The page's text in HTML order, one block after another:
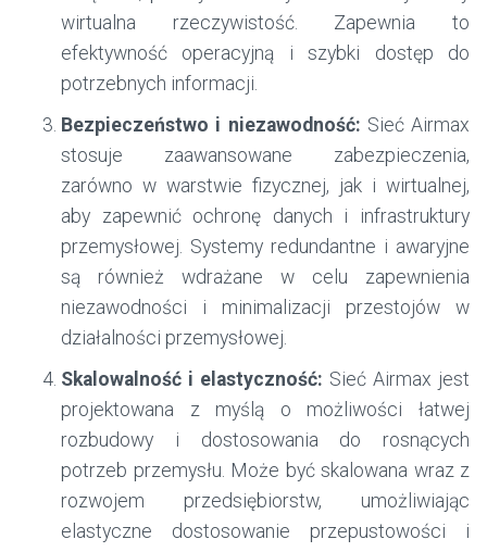
wirtualna rzeczywistość. Zapewnia to
efektywność operacyjną i szybki dostęp do
potrzebnych informacji.
Bezpieczeństwo i niezawodność: Sieć Airmax
stosuje zaawansowane zabezpieczenia,
zarówno w warstwie fizycznej, jak i wirtualnej,
aby zapewnić ochronę danych i infrastruktury
przemysłowej. Systemy redundantne i awaryjne
są również wdrażane w celu zapewnienia
niezawodności i minimalizacji przestojów w
działalności przemysłowej.
Skalowalność i elastyczność: Sieć Airmax jest
projektowana z myślą o możliwości łatwej
rozbudowy i dostosowania do rosnących
potrzeb przemysłu. Może być skalowana wraz z
rozwojem przedsiębiorstw, umożliwiając
elastyczne dostosowanie przepustowości i